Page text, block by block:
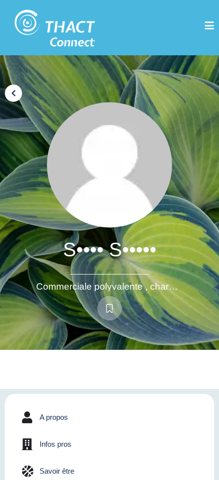
S•••• S•••••
Commerciale polyvalente , chargée de réussite , adjointe couteau suisse
A propos
Infos pros
Savoir être